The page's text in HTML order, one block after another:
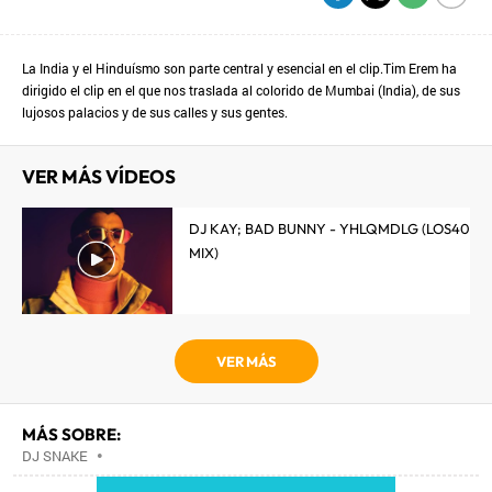
La India y el Hinduísmo son parte central y esencial en el clip.Tim Erem ha
dirigido el clip en el que nos traslada al colorido de Mumbai (India), de sus
lujosos palacios y de sus calles y sus gentes.
VER MÁS VÍDEOS
DJ KAY; BAD BUNNY - YHLQMDLG (LOS40
MIX)
VER MÁS
MÁS SOBRE:
DJ SNAKE •